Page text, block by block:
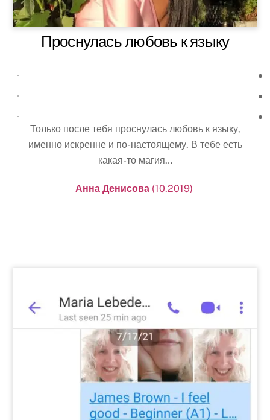
Проснулась любовь к языку
Только после тебя проснулась любовь к языку,
именно искренне и по-настоящему. В тебе есть
какая-то магия…
Анна Денисова(10.2019)